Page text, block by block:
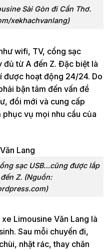
Sài Gòn đi Cần Thơ.
xekhachvanlang)
wifi, TV, cổng sạc
từ A đến Z. Đặc biệt là
được hoạt động 24/24. Do
bận tâm đến vấn đề
đổi mới và cung cấp
vụ mọi nhu cầu của
sạc USB…cũng được lắp
Z. (Nguồn:
Limousine Văn Lang là
Sau mỗi chuyến đi,
nhặt rác, thay chăn